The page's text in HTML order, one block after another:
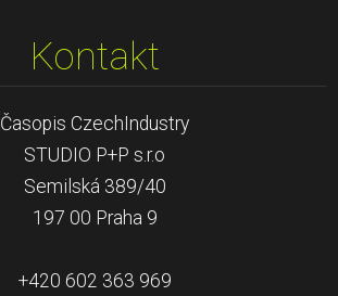
Kontakt
Časopis CzechIndustry
STUDIO P+P s.r.o
Semilská 389/40
197 00 Praha 9
+420 602 363 969